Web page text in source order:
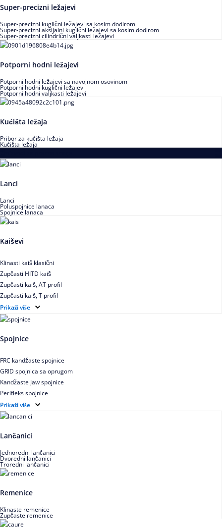
Super-precizni ležajevi
Super-precizni kuglični ležajevi sa kosim dodirom
Super-precizni aksijalni kuglični ležajevi sa kosim dodirom
Super-precizni cilindrični valjkasti ležajevi
Potporni hodni ležajevi
Potporni hodni ležajevi sa navojnom osovinom
Potporni hodni kuglični ležajevi
Potporni hodni valjkasti ležajevi
Kućišta ležaja
Pribor za kućišta ležaja
Kućišta ležaja
Lanci
Lanci
Poluspojnice lanaca
Spojnice lanaca
Kaiševi
Klinasti kaiš klasični
Zupčasti HITD kaiš
Zupčasti kaiš, AT profil
Zupčasti kaiš, T profil
Zupčasti kaiš XL
Zupčasti STD kaiš
Uskoprofilno klinasto remenje spojeno
Višekanalno remenje PJ,PK
Prikaži više
Spojnice
FRC kandžaste spojnice
GRID spojnica sa oprugom
Kandžaste Jaw spojnice
Perifleks spojnice
Univerzalne kardanske spojnice
Zupčaste spojnice
Prikaži više
Lančanici
Jednoredni lančanici
Dvoredni lančanici
Troredni lančanici
Remenice
Klinaste remenice
Zupčaste remenice